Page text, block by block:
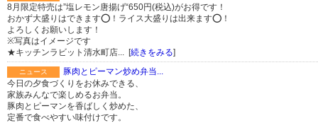
8月限定特売は”塩レモン唐揚げ“650円(税込)がお得です！
おかず大盛りはできます⭕️！ライス大盛りは出来ます⭕️！
よろしくお願いします！
※写真はイメージです
★キッチンラビット清水町店... [続きをみる]
ニュース
豚肉とピーマン炒め弁当...
今日の夕食づくりをお休みできる、
家族みんなで楽しめるお弁当。
豚肉とピーマンを香ばしく炒めた、
定番で食べやすい味付けです。